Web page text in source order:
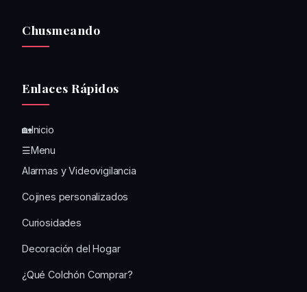
Chusmeando
Enlaces Rápidos
🏡Inicio
☰Menu
Alarmas y Videovigilancia
Cojines personalizados
Curiosidades
Decoración del Hogar
¿Qué Colchón Comprar?